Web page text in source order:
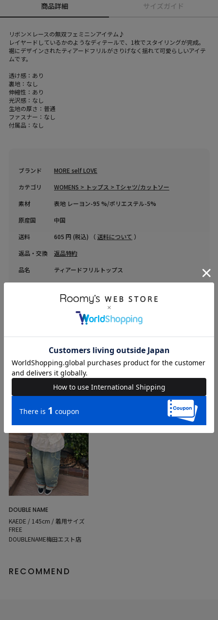
商品詳細 サイズガイド
リボン×レースの無双フェミニンアイテム♪
レイヤードしているかのようなディテールで、1枚でスタイリングが完成。
裾にデザインされたティアードフリルがさりげなく揺れて可愛らしいアイテ
ムです。
透け感：あり
裏地：なし
伸縮性：あり
光沢感：なし
生地の厚さ：普通
ファスナー：なし
付属品：なし
ブランド
MORE self LOVE
カテゴリ
WOMENS > トップス > Tシャツ/カットソー
素材
表地 レーヨン-95 %/ポリエステル-5%
原産国
中国
送料
605 円 (税込) （ 送料について ）
返品・交換
返品特約
品名
ティアードフリルトップス
COORDINATE
DOUBLE NAME
KAEDE / 145cm / 着用サイズ
FREE
DOUBLENAME梅田エスト店
RECOMMEND